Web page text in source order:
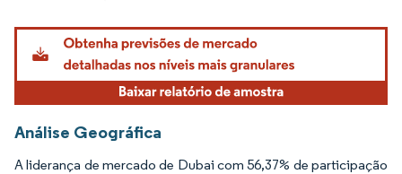
Imagem © Mordor Intelligence. O reuso requer atribuição conforme CC BY 4.0.
Análise Geográfica
A liderança de mercado de Dubai com 56,37% de participação